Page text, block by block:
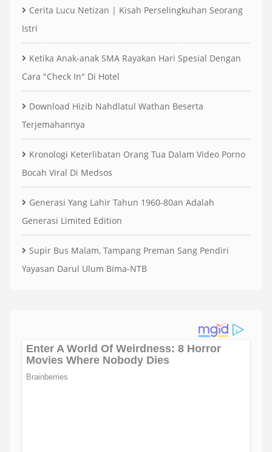
Cerita Lucu Netizan | Kisah Perselingkuhan Seorang
Istri
Ketika Anak-anak SMA Rayakan Hari Spesial Dengan
Cara "Check In" Di Hotel
Download Hizib Nahdlatul Wathan Beserta
Terjemahannya
Kronologi Keterlibatan Orang Tua Dalam Video Porno
Bocah Viral Di Medsos
Generasi Yang Lahir Tahun 1960-80an Adalah
Generasi Limited Edition
Supir Bus Malam, Tampang Preman Sang Pendiri
Yayasan Darul Ulum Bima-NTB